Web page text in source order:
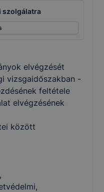
szolgálatra
elvégzését
vizsgaidőszakban -
feltétele
elvégzésének
között